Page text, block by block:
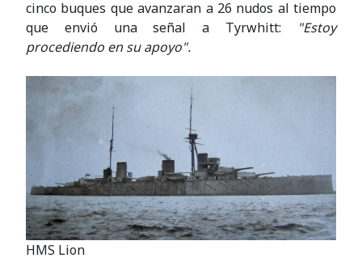
cinco buques que avanzaran a 26 nudos al tiempo
que envió una señal a Tyrwhitt:
"Estoy
procediendo en su apoyo".
HMS Lion